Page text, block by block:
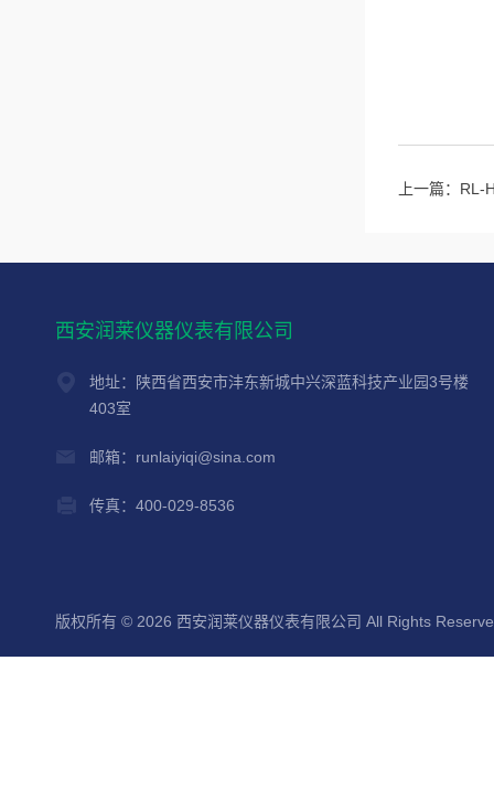
上一篇： RL-
西安润莱仪器仪表有限公司
地址：陕西省西安市沣东新城中兴深蓝科技产业园3号楼
403室
邮箱：runlaiyiqi@sina.com
传真：400-029-8536
版权所有 © 2026 西安润莱仪器仪表有限公司 All Rights